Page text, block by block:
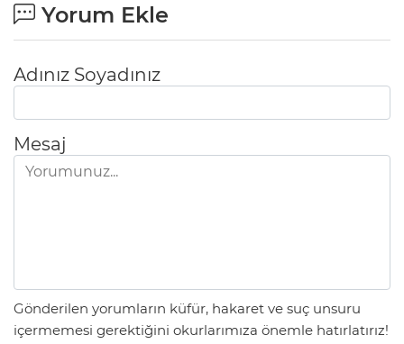
Yorum Ekle
Adınız Soyadınız
Mesaj
Gönderilen yorumların küfür, hakaret ve suç unsuru
içermemesi gerektiğini okurlarımıza önemle hatırlatırız!